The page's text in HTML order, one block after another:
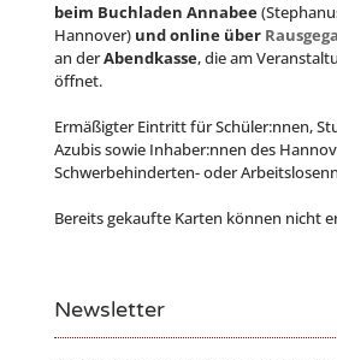
beim Buchladen Annabee
Hannover) und online über
an derAbendkasse, die am
öffnet.
Ermäßigter Eintritt für Schüler:nnen,
Azubis sowie Inhaber:nnen des
Schwerbehinderten- oder
Bereits gekaufte Karten können nicht
Newsletter